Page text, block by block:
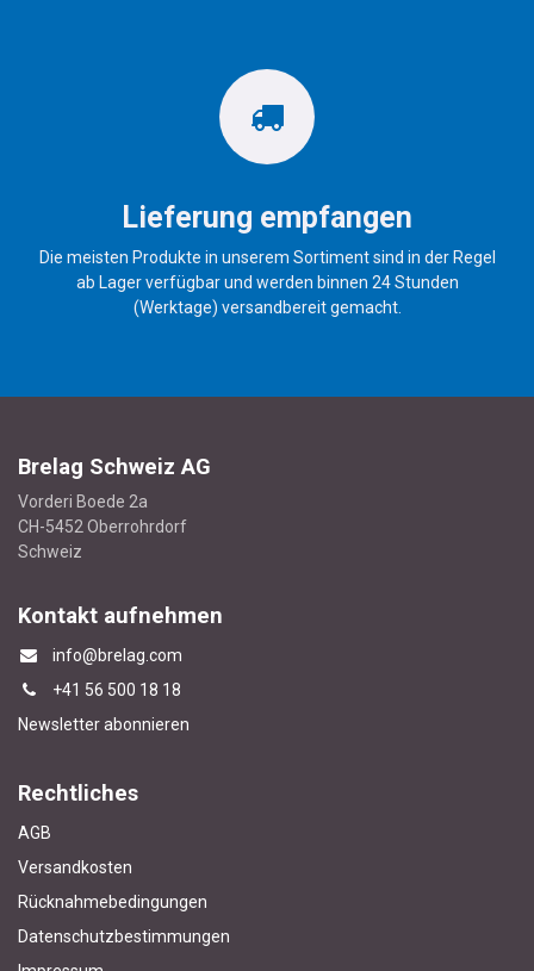
Lieferung empfangen
Die meisten Produkte in unserem Sortiment sind in der Regel
ab Lager verfügbar und werden binnen 24 Stunden
(Werktage) versandbereit gemacht.
Brelag Schweiz AG
Vorderi Boede 2a
CH-5452 Oberrohrdorf
Schweiz
Kontakt aufnehmen
info@brelag.com
+41 56 500 18 18
Newsletter abonnieren
Rechtliches
AGB
Versandkosten
Rücknahmebedingungen
Datenschutzbestimmungen